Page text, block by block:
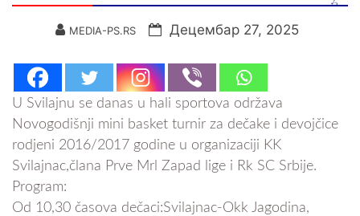
MEDIA-PS.RS Децембар 27, 2025
U Svilajnu se danas u hali sportova održava
Novogodišnji mini basket turnir za dečake i devojčice
rodjeni 2016/2017 godine u organizaciji KK
Svilajnac,člana Prve Mrl Zapad lige i Rk SC Srbije.
Program:
Od 10,30 časova dečaci:Svilajnac-Okk Jagodina,